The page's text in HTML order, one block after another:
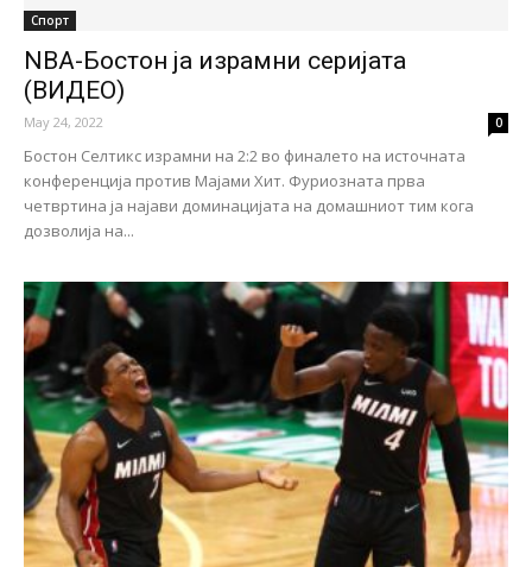
Спорт
NBA-Бостон ја израмни серијата
(ВИДЕО)
May 24, 2022 0
Бостон Селтикс израмни на 2:2 во финалето на источната
конференција против Мајами Хит. Фуриозната прва
четвртина ја најави доминацијата на домашниот тим кога
дозволија на...